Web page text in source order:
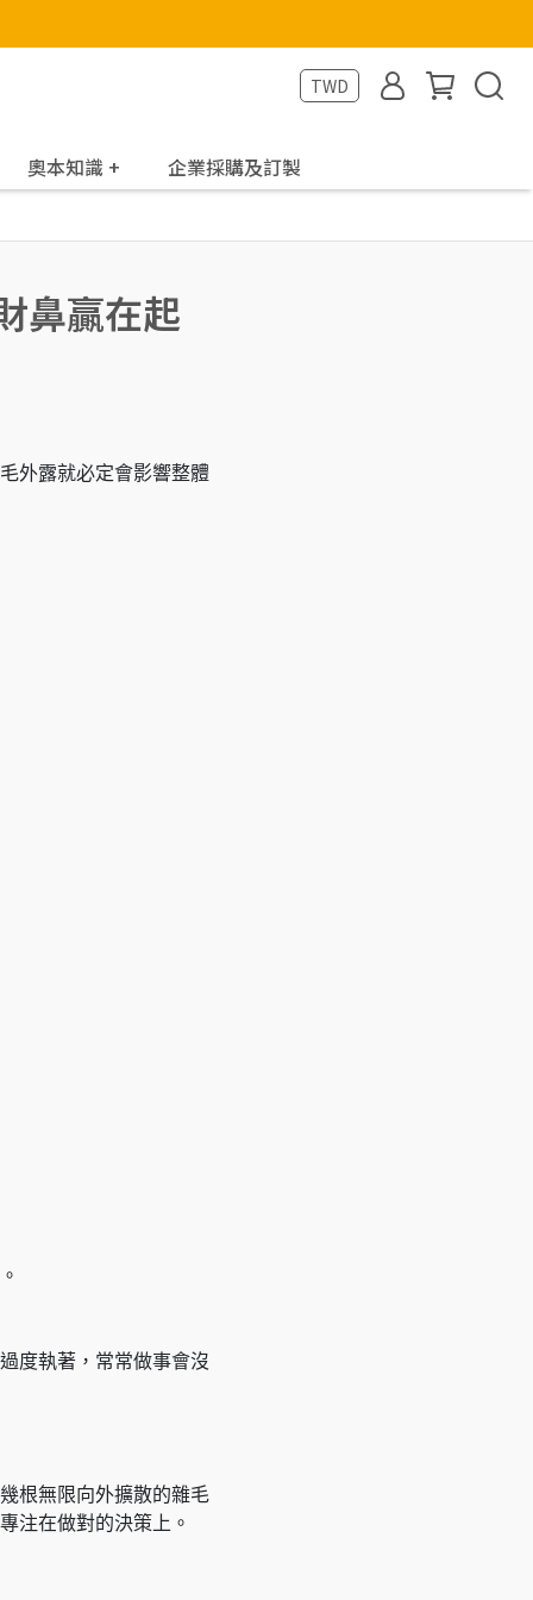
TWD
奧本知識 + 企業採購及訂製
鼻贏在起
外露就必定會影響整體
度執著，常常做事會沒
根無限向外擴散的雜毛
注在做對的決策上。